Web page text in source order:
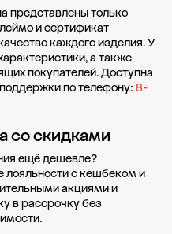
представлены только
и сертификат
каждого изделия. У
а также
покупателей. Доступна
по телефону: 8-
со скидками
ещё дешевле?
лояльностис кешбеком и
акциями и
в рассрочкубез